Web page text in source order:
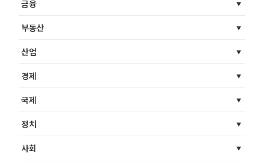
금융
부동산
산업
경제
국제
정치
사회